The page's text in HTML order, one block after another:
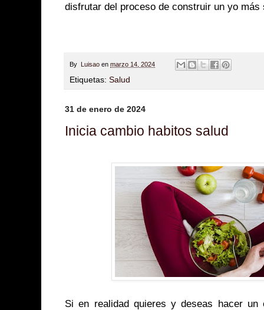
disfrutar del proceso de construir un yo más
By Luisao en marzo 14, 2024
Etiquetas: Salud
31 de enero de 2024
Inicia cambio habitos salud
Si en realidad quieres y deseas hacer un